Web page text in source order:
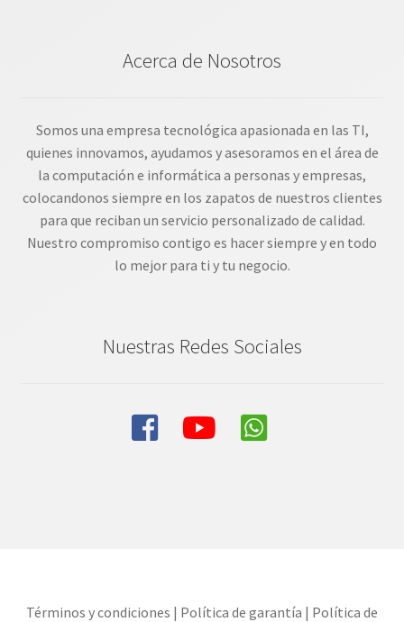
Acerca de Nosotros
Somos una empresa tecnológica apasionada en las TI,
quienes innovamos, ayudamos y asesoramos en el área de
la computación e informática a personas y empresas,
colocandonos siempre en los zapatos de nuestros clientes
para que reciban un servicio personalizado de calidad.
Nuestro compromiso contigo es hacer siempre y en todo
lo mejor para ti y tu negocio.
Nuestras Redes Sociales
Términos y condiciones | Política de garantía | Política de